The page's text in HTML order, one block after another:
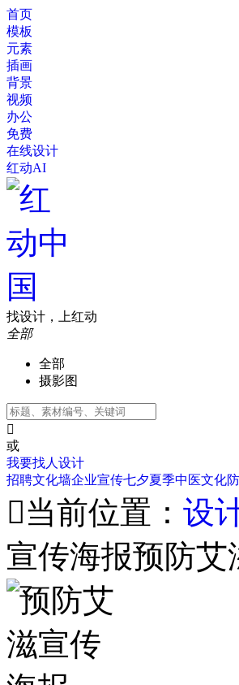
首页
模板
元素
插画
背景
视频
办公
免费
在线设计
红动AI
找设计，上红动
全部
全部
摄影图

或
我要找人设计
招聘文化墙企业宣传七夕夏季中医文化
当前位置： 设
宣传海报预防艾